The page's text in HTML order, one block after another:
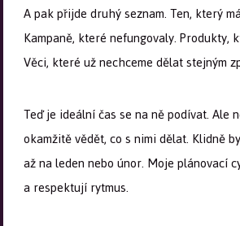
A pak přijde druhý seznam. Ten, který
Kampaně, které nefungovaly. Produkty,
Věci, které už nechceme dělat stejným
Teď je ideální čas se na ně podívat. Ale
okamžitě vědět, co s nimi dělat. Klidně
až na leden nebo únor. Moje plánovací
a respektují rytmus.